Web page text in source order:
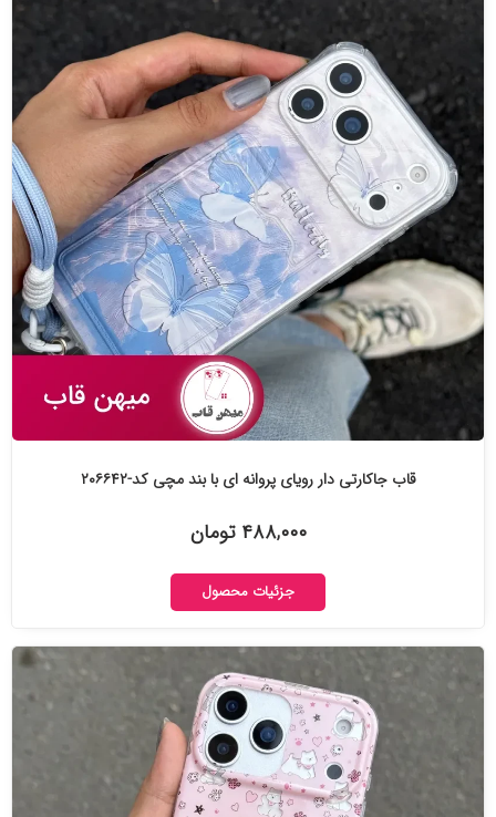
قاب جاکارتی دار رویای پروانه ای با بند مچی کد-۲۰۶۶۴۲
۴۸۸,۰۰۰ تومان
جزئیات محصول